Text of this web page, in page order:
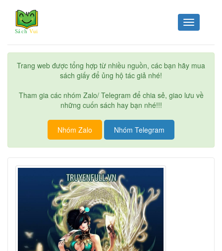
Toggle
navigation
Trang web được tổng hợp từ nhiều nguồn, các bạn hãy mua
sách giấy để ủng hộ tác giả nhé!
Tham gia các nhóm Zalo/ Telegram để chia sẻ, giao lưu về
những cuốn sách hay bạn nhé!!!
Nhóm Zalo Nhóm Telegram